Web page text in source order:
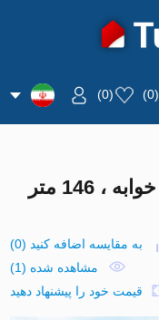
(
0
)
(
0
)
آپارتمان در GIRNE ، ترکیه 2 خوابه ، 146 متر
به مقایسه اضافه کنید (
0
)
مشاهده شده (1)
قیمت خود را پیشنهاد دهید